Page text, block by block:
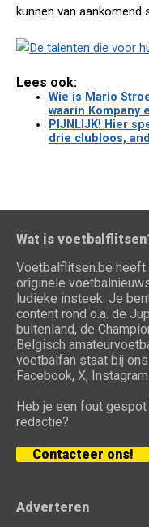
kunnen van aankomend
Lees ook:
Wie is Mario
waarin Kompany
PIJNLIJK! Hier
drie clubloos,
Wat is
Voetbalflitsen.be
originele
ludieke insteek. Je
content rond o.a. de
buitenland, de
Belgisch
voetbalfan staat bij
Facebook, X,
Heb je een fout
redactie?
Contacteer ons!
Adverteren